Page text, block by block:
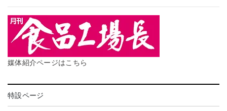
媒体紹介ページはこちら
特設ページ